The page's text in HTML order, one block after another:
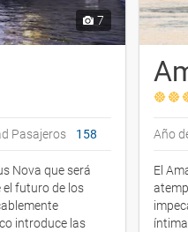
7
Pasajeros 158
Nova que será
el futuro de los
introduce las
Año
El